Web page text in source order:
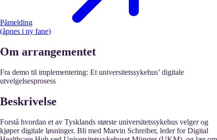
Påmelding
(åpnes i ny fane)
Om arrangementet
Fra demo til implementering: Et universitetssykehus’ digitale
utvelgelsesprosess
Beskrivelse
Forstå hvordan et av Tysklands største universitetssykehus velger og
kjøper digitale løsninger. Bli med Marvin Schreiber, leder for Digital